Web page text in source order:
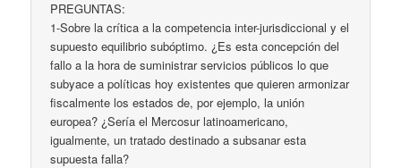
PREGUNTAS:
1-Sobre la crítica a la competencia inter-jurisdiccional y el
supuesto equilibrio subóptimo. ¿Es esta concepción del
fallo a la hora de suministrar servicios públicos lo que
subyace a políticas hoy existentes que quieren armonizar
fiscalmente los estados de, por ejemplo, la unión
europea? ¿Sería el Mercosur latinoamericano,
igualmente, un tratado destinado a subsanar esta
supuesta falla?